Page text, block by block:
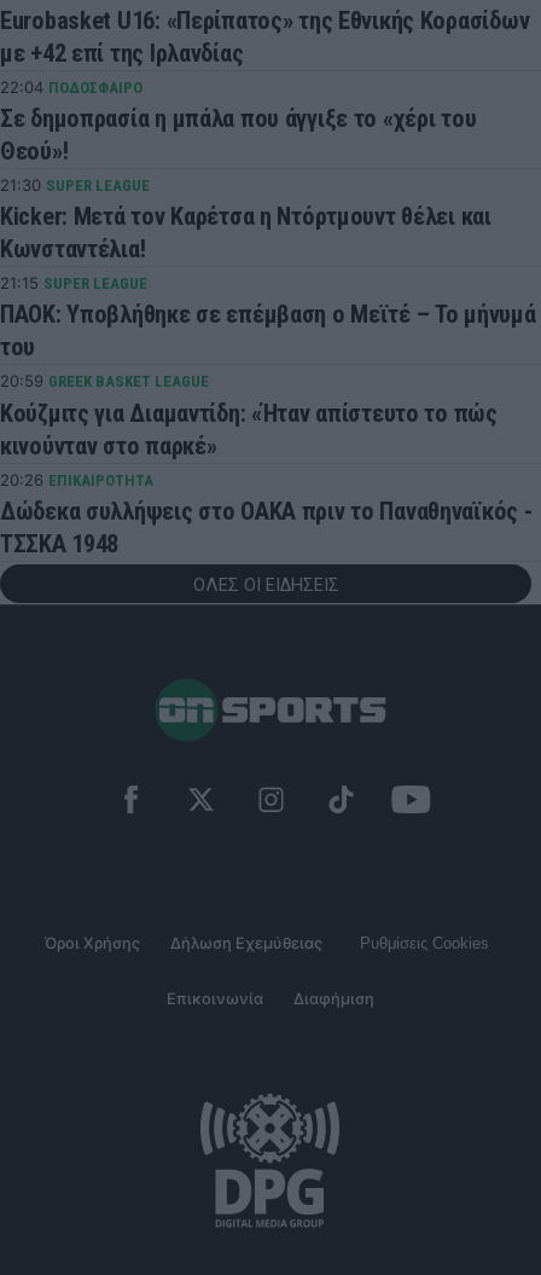
Eurobasket U16: «Περίπατος» της Εθνικής Κορασίδων
με +42 επί της Ιρλανδίας
22:04 ΠΟΔΟΣΦΑΙΡΟ
Σε δημοπρασία η μπάλα που άγγιξε το «χέρι του
Θεού»!
21:30 SUPER LEAGUE
Kicker: Μετά τον Καρέτσα η Ντόρτμουντ θέλει και
Κωνσταντέλια!
21:15 SUPER LEAGUE
ΠΑΟΚ: Υποβλήθηκε σε επέμβαση ο Μεϊτέ – Το μήνυμά
του
20:59 GREEK BASKET LEAGUE
Κούζμιτς για Διαμαντίδη: «Ήταν απίστευτο το πώς
κινούνταν στο παρκέ»
20:26 ΕΠΙΚΑΙΡΟΤΗΤΑ
Δώδεκα συλλήψεις στο ΟΑΚΑ πριν το Παναθηναϊκός -
ΤΣΣΚΑ 1948
ΟΛΕΣ ΟΙ ΕΙΔΗΣΕΙΣ
Όροι Χρήσης Δήλωση Εχεμύθειας Ρυθμίσεις Cookies
Επικοινωνία Διαφήμιση